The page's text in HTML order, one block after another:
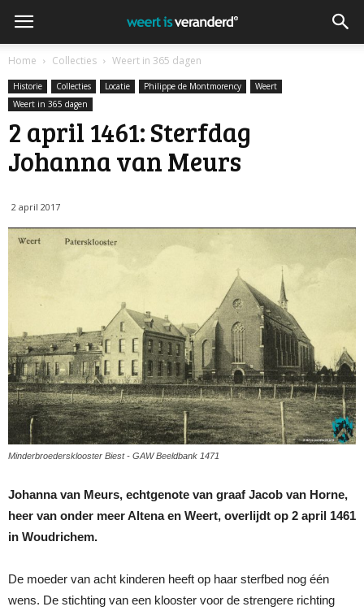
Home Collecties Weert in 365 dagen
Historie Collecties Locatie Philippe de Montmorency
Weert
Weert in 365 dagen
2 april 1461: Sterfdag
Johanna van Meurs
2 april 2017
Minderbroedersklooster Biest - GAW Beeldbank 1471
Johanna van Meurs, echtgenote van graaf Jacob van Horne,
heer van onder meer Altena en Weert, overlijdt op 2 april 1461
in Woudrichem.
De moeder van acht kinderen heeft op haar sterfbed nog één
wens. De stichting van een klooster voor de strengere richting